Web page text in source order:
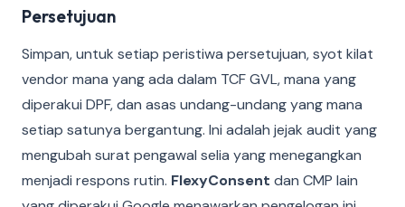
Persetujuan
Simpan, untuk setiap peristiwa persetujuan, syot kilat
vendor mana yang ada dalam TCF GVL, mana yang
diperakui DPF, dan asas undang-undang yang mana
setiap satunya bergantung. Ini adalah jejak audit yang
mengubah surat pengawal selia yang menegangkan
menjadi respons rutin. FlexyConsent dan CMP lain